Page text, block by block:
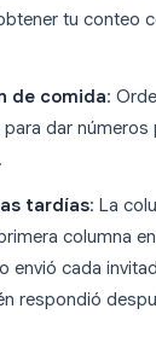
tu conteo
de comida:
dar números
tardías: La
columna
envió cada
respondió